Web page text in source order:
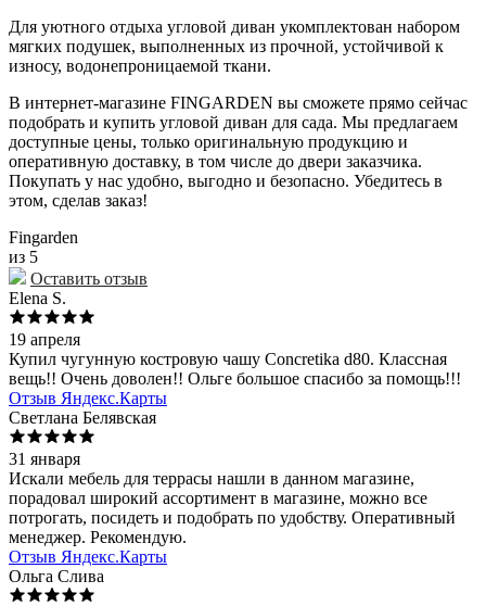
Для уютного отдыха угловой диван укомплектован набором
мягких подушек, выполненных из прочной, устойчивой к
износу, водонепроницаемой ткани.
В интернет-магазине FINGARDEN вы сможете прямо сейчас
подобрать и купить угловой диван для сада. Мы предлагаем
доступные цены, только оригинальную продукцию и
оперативную доставку, в том числе до двери заказчика.
Покупать у нас удобно, выгодно и безопасно. Убедитесь в
этом, сделав заказ!
Fingarden
из 5
Оставить отзыв
Elena S.
19 апреля
Купил чугунную костровую чашу Concretika d80. Классная
вещь!! Очень доволен!! Ольге большое спасибо за помощь!!!
Отзыв Яндекс.Карты
Светлана Белявская
31 января
Искали мебель для террасы нашли в данном магазине,
порадовал широкий ассортимент в магазине, можно все
потрогать, посидеть и подобрать по удобству. Оперативный
менеджер. Рекомендую.
Отзыв Яндекс.Карты
Ольга Слива